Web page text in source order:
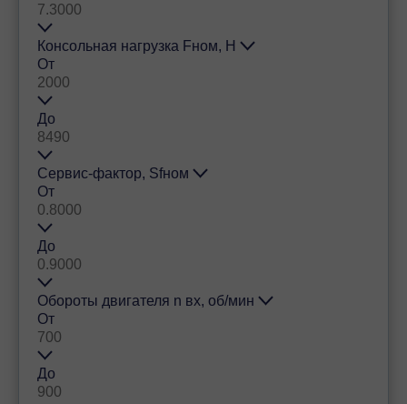
Консольная нагрузка Fном, Н
От
До
Сервис-фактор, Sfном
От
До
Обороты двигателя n вх, об/мин
От
До